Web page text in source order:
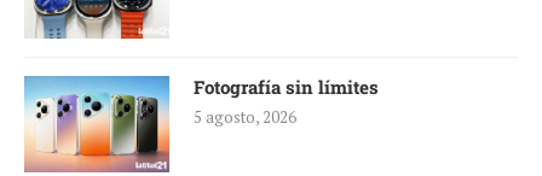
Fotografía sin límites
5 agosto, 2026